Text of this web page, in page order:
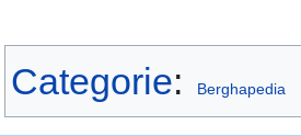
Categorie: Berghapedia